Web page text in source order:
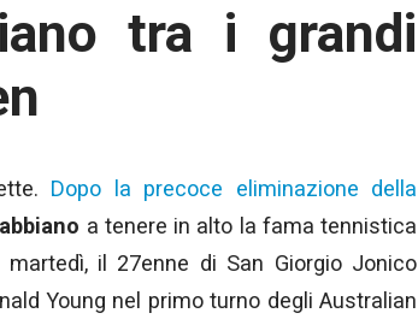
tra i grandi
Dopo la precoce eliminazione della
a tenere in alto la fama tennistica
il 27enne di San Giorgio Jonico
Young nel primo turno degli Australian